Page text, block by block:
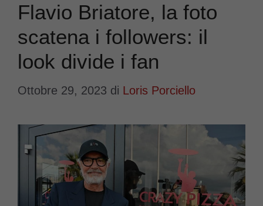
Flavio Briatore, la foto
scatena i followers: il
look divide i fan
Ottobre 29, 2023 di Loris Porciello